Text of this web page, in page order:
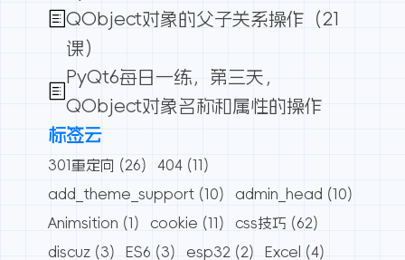
QObject对象的父子关系操作（21
课）
PyQt6每日一练，第三天，
QObject对象名称和属性的操作
标签云
301重定向 (26) 404 (11)
add_theme_support (10) admin_head (10)
Animsition (1) cookie (11) css技巧 (62)
discuz (3) ES6 (3) esp32 (2) Excel
(4)